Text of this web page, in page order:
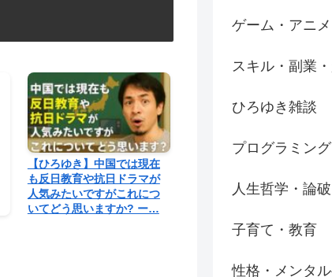
【ひろゆき】中国では現在
も反日教育や抗日ドラマが
人気みたいですがこれにつ
いてどう思いますか? ー…
ゲーム・アニ
スキル・副業
ひろゆき雑談
プログラミン
人生哲学・論破
子育て・教育
性格・メンタ